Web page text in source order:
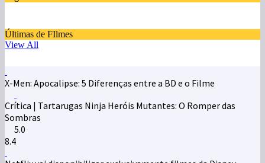
Últimas de FIlmes
View All
X-Men: Apocalipse: 5 Diferenças entre a BD e o Filme
Crítica | Tartarugas Ninja Heróis Mutantes: O Romper das
Sombras
5.0
8.4